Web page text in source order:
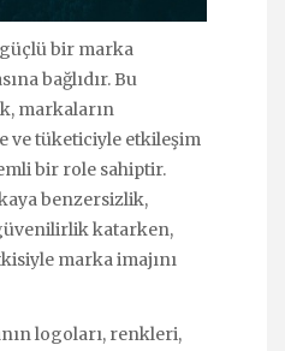
güçlü bir marka
bağlıdır. Bu
markaların
ve tüketiciyle etkileşim
bir role sahiptir.
benzersizlik,
katarken,
marka imajını
logoları, renkleri,